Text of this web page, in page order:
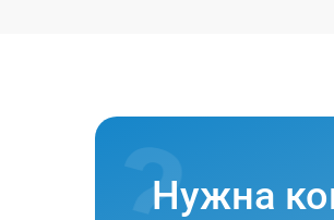
Нужна